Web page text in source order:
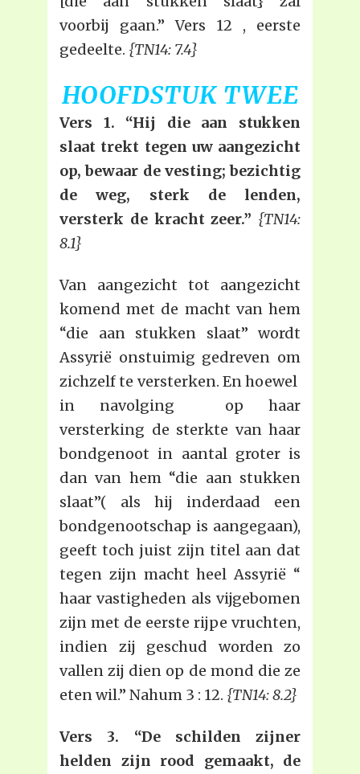
voorbij gaan.” Vers 12 , eerste
gedeelte. {TN14: 7.4}
HOOFDSTUK TWEE
Vers 1. “Hij die aan stukken
slaat trekt tegen uw aangezicht
op, bewaar de vesting; bezichtig
de weg, sterk de lenden,
versterk de kracht zeer.” {TN14:
8.1}
Van aangezicht tot aangezicht
komend met de macht van hem
“die aan stukken slaat” wordt
Assyrië onstuimig gedreven om
zichzelf te versterken. En hoewel
in navolging op haar
versterking de sterkte van haar
bondgenoot in aantal groter is
dan van hem “die aan stukken
slaat”( als hij inderdaad een
bondgenootschap is aangegaan),
geeft toch juist zijn titel aan dat
tegen zijn macht heel Assyrië “
haar vastigheden als vijgebomen
zijn met de eerste rijpe vruchten,
indien zij geschud worden zo
vallen zij dien op de mond die ze
eten wil.” Nahum 3 : 12. {TN14: 8.2}
Vers 3. “De schilden zijner
helden zijn rood gemaakt, de